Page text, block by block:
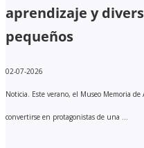
aprendizaje y
pequeños
02-07-2026
Noticia. Este verano, el Museo Memoria
convertirse en protagonistas de una ...